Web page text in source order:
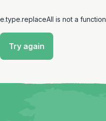
e.type.replaceAll is not a function
Try again